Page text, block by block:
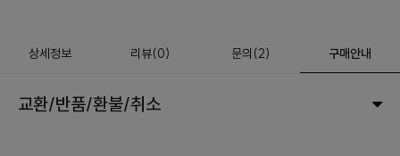
상세정보 리뷰(0) 문의 (2) 구매안내
교환/반품/환불/취소